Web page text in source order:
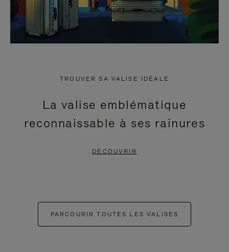
TROUVER SA VALISE IDÉALE
La valise emblématique
reconnaissable à ses rainures
DÉCOUVRIR
PARCOURIR TOUTES LES VALISES